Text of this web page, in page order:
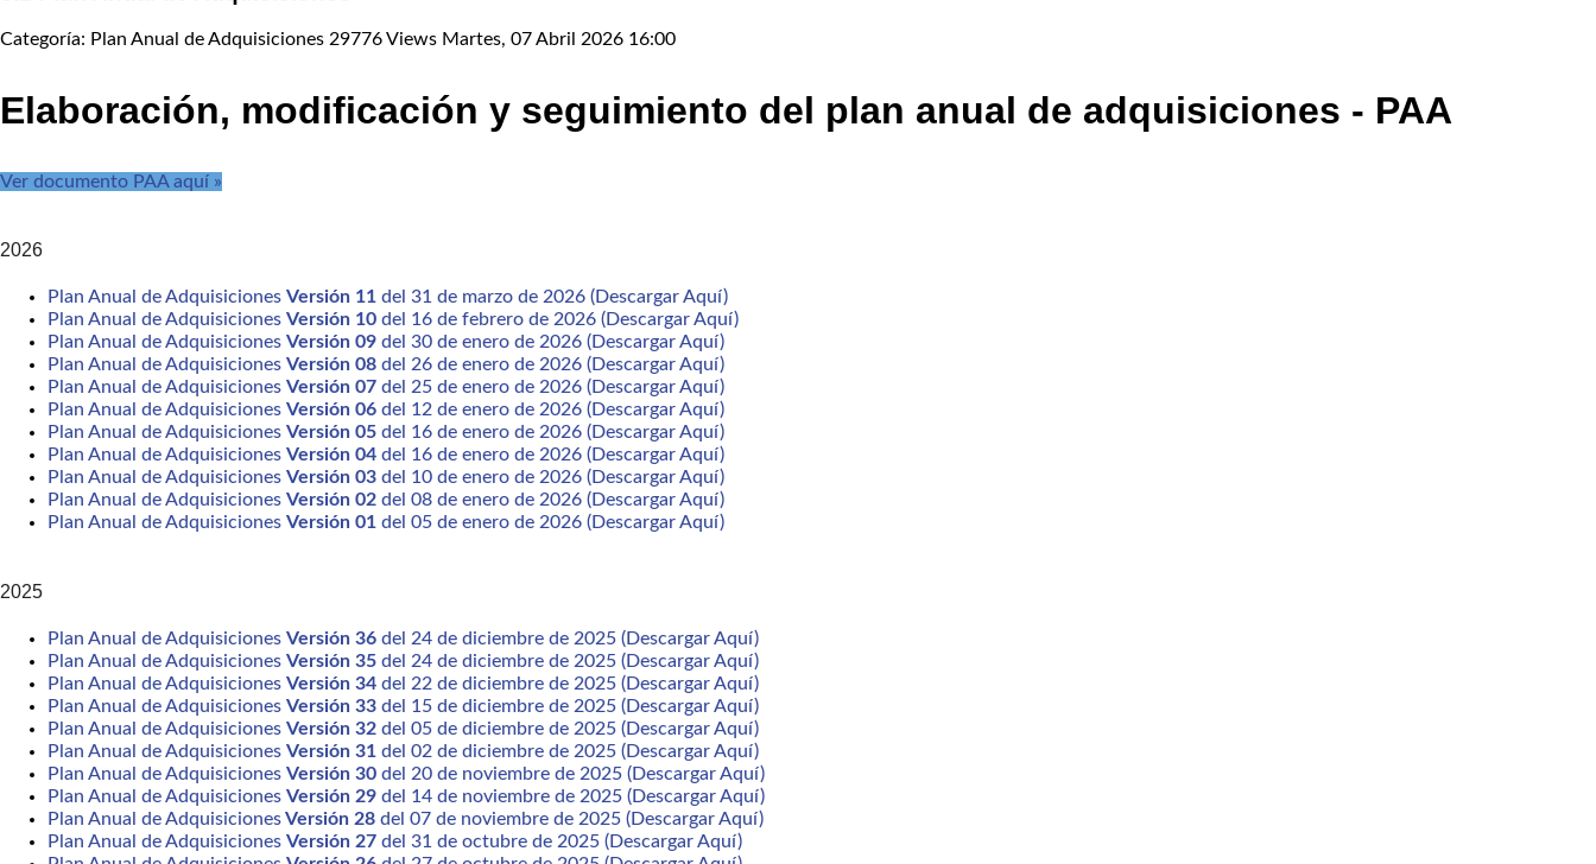
Categoría: Plan Anual de Adquisiciones 29776 Views Martes, 07 Abril 2026 16:00
Elaboración, modificación y seguimiento del plan anual de adquisiciones - PAA
Ver documento PAA aquí »
2026
Plan Anual de Adquisiciones Versión 11 del 31 de marzo de 2026 (Descargar Aquí)
Plan Anual de Adquisiciones Versión 10 del 16 de febrero de 2026 (Descargar Aquí)
Plan Anual de Adquisiciones Versión 09 del 30 de enero de 2026 (Descargar Aquí)
Plan Anual de Adquisiciones Versión 08 del 26 de enero de 2026 (Descargar Aquí)
Plan Anual de Adquisiciones Versión 07 del 25 de enero de 2026 (Descargar Aquí)
Plan Anual de Adquisiciones Versión 06 del 12 de enero de 2026 (Descargar Aquí)
Plan Anual de Adquisiciones Versión 05 del 16 de enero de 2026 (Descargar Aquí)
Plan Anual de Adquisiciones Versión 04 del 16 de enero de 2026 (Descargar Aquí)
Plan Anual de Adquisiciones Versión 03 del 10 de enero de 2026 (Descargar Aquí)
Plan Anual de Adquisiciones Versión 02 del 08 de enero de 2026 (Descargar Aquí)
Plan Anual de Adquisiciones Versión 01 del 05 de enero de 2026 (Descargar Aquí)
2025
Plan Anual de Adquisiciones Versión 36 del 24 de diciembre de 2025 (Descargar Aquí)
Plan Anual de Adquisiciones Versión 35 del 24 de diciembre de 2025 (Descargar Aquí)
Plan Anual de Adquisiciones Versión 34 del 22 de diciembre de 2025 (Descargar Aquí)
Plan Anual de Adquisiciones Versión 33 del 15 de diciembre de 2025 (Descargar Aquí)
Plan Anual de Adquisiciones Versión 32 del 05 de diciembre de 2025 (Descargar Aquí)
Plan Anual de Adquisiciones Versión 31 del 02 de diciembre de 2025 (Descargar Aquí)
Plan Anual de Adquisiciones Versión 30 del 20 de noviembre de 2025 (Descargar Aquí)
Plan Anual de Adquisiciones Versión 29 del 14 de noviembre de 2025 (Descargar Aquí)
Plan Anual de AdquisicionesVersión 28 del 07 de noviembre de 2025 (Descargar Aquí)
Plan Anual de Adquisiciones Versión 27 del 31 de octubre de 2025 (Descargar Aquí)